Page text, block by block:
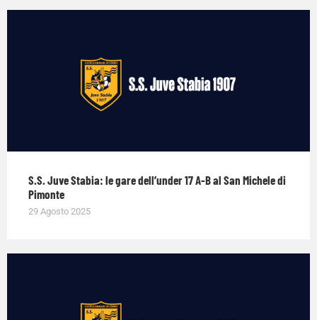
S.S. Juve Stabia: le gare dell’under 17 A-B al San Michele di
Pimonte
29 Agosto 2025